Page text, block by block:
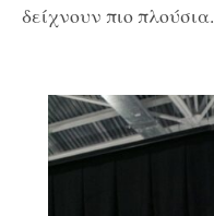
δείχνουν πιο πλούσια.